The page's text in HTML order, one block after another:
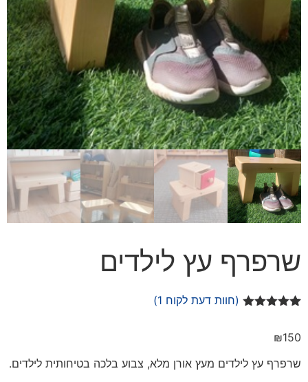
שרפרף עץ לילדים
מבוסס על
לקוחות
(חוות דעת לקוח 1
)
₪150
שרפרף עץ לילדים מעץ אורן מלא, צבוע בלכה בטיחותית לילדים.